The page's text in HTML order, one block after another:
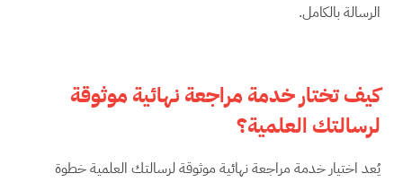
الرسالة بالكامل.
كيف تختار خدمة مراجعة نهائية موثوقة
لرسالتك العلمية؟
يُعد اختيار خدمة مراجعة نهائية موثوقة لرسالتك العلمية خطوة